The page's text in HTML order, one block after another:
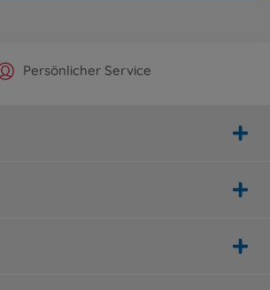
Offizieller Hersteller Shop
Persönlicher Service
Versandkostenfrei ab 25€
Schnelle Lieferung